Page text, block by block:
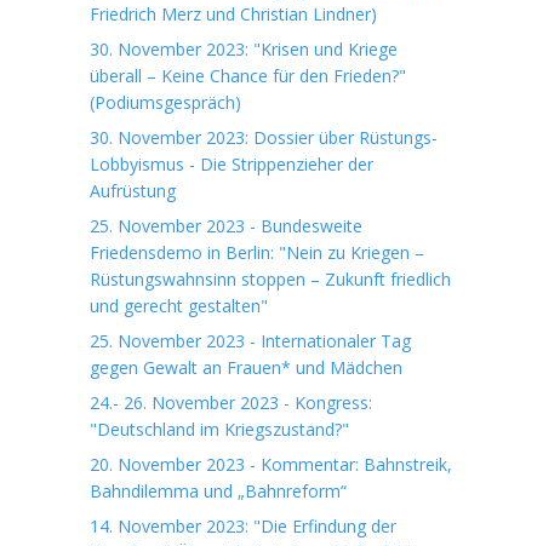
Friedrich Merz und Christian Lindner)
30. November 2023: "Krisen und Kriege
überall – Keine Chance für den Frieden?"
(Podiumsgespräch)
30. November 2023: Dossier über Rüstungs-
Lobbyismus - Die Strippenzieher der
Aufrüstung
25. November 2023 - Bundesweite
Friedensdemo in Berlin: "Nein zu Kriegen –
Rüstungswahnsinn stoppen – Zukunft friedlich
und gerecht gestalten"
25. November 2023 - Internationaler Tag
gegen Gewalt an Frauen* und Mädchen
24.- 26. November 2023 - Kongress:
"Deutschland im Kriegszustand?"
20. November 2023 - Kommentar: Bahnstreik,
Bahndilemma und „Bahnreform“
14. November 2023: "Die Erfindung der